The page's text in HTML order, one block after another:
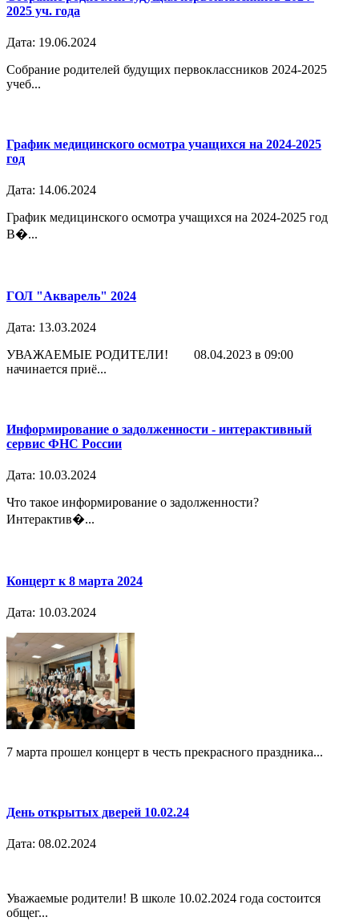
2025 уч. года
Дата: 19.06.2024
Собрание родителей будущих первоклассников 2024-2025
учеб...
График медицинского осмотра учащихся на 2024-2025
год
Дата: 14.06.2024
График медицинского осмотра учащихся на 2024-2025 год
В�...
ГОЛ "Акварель" 2024
Дата: 13.03.2024
УВАЖАЕМЫЕ РОДИТЕЛИ! 08.04.2023 в 09:00
начинается приё...
Информирование о задолженности - интерактивный
сервис ФНС России
Дата: 10.03.2024
Что такое информирование о задолженности?
Интерактив�...
Концерт к 8 марта 2024
Дата: 10.03.2024
7 марта прошел концерт в честь прекрасного праздника...
День открытых дверей 10.02.24
Дата: 08.02.2024
Уважаемые родители! В школе 10.02.2024 года состоится
общег...